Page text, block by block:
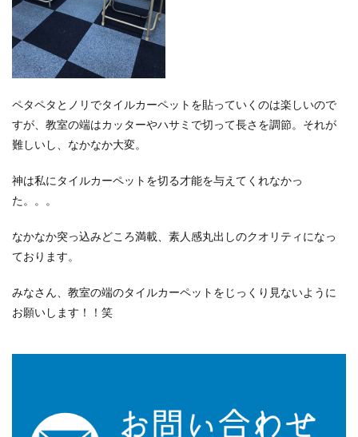
ペタペタとノリでタイルカーペットを貼っていくのは楽しいので
すが、教室の端はカッターやハサミで切って長さを調節。それが
難しいし、なかなか大変。
神は私にタイルカーペットを切る才能を与えてくれなかっ
た。。。
なかなか突っ込みどころ満載、素人感丸出しのクオリティになっ
ております。
みなさん、教室の端のタイルカーペットをじっくり見ないように
お願いします！！笑